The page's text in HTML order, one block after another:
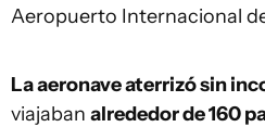
Aeropuerto Internacional
La aeronave aterrizó sin
viajaban alrededor de 160